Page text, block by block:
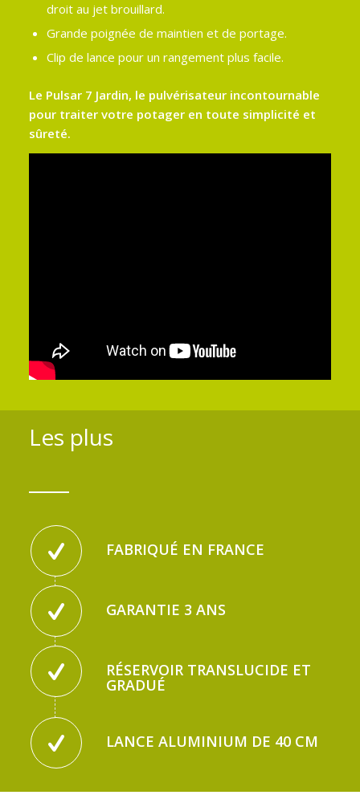
droit au jet brouillard.
Grande poignée de maintien et de portage.
Clip de lance pour un rangement plus facile.
Le Pulsar 7 Jardin, le pulvérisateur incontournable
pour traiter votre potager en toute simplicité et
sûreté.
Les plus
FABRIQUÉ EN FRANCE
GARANTIE 3 ANS
RÉSERVOIR TRANSLUCIDE ET
GRADUÉ
LANCE ALUMINIUM DE 40 CM